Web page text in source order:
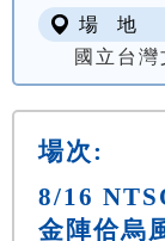
場 地
國立台
場次:
8/16
金陣佮烏